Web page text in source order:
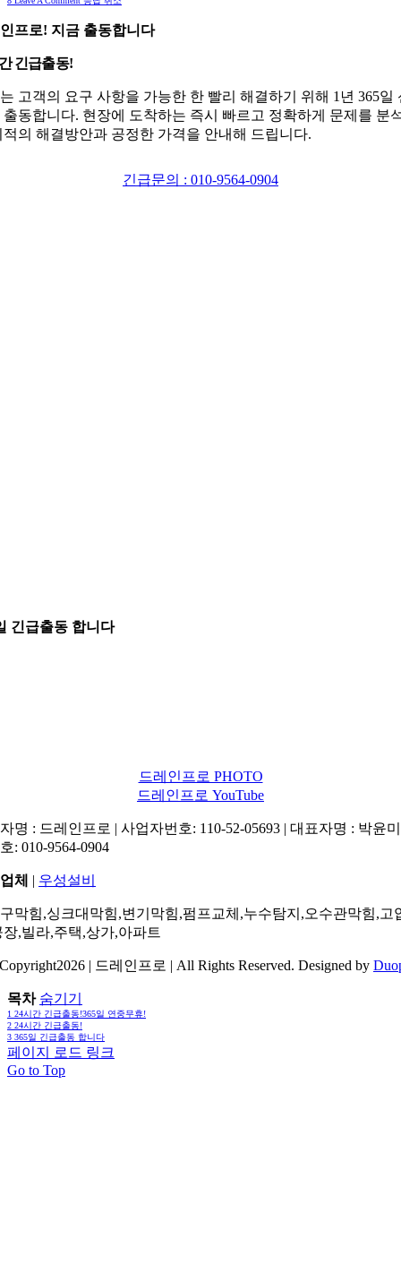
프로! 지금 출동합니다
긴급출동!
고객의 요구 사항을 가능한 한 빨리 해결하기 위해 1년 365일
출동합니다. 현장에 도착하는 즉시 빠르고 정확하게 문제를 분
적의 해결방안과 공정한 가격을 안내해 드립니다.
긴급문의 : 010-9564-0904
긴급출동 합니다
드레인프로 PHOTO
드레인프로 YouTube
명 : 드레인프로 | 사업자번호: 110-52-05693 | 대표자명 : 박윤
: 010-9564-0904
체 | 우성설비
막힘,싱크대막힘,변기막힘,펌프교체,누수탐지,오수관막힘,고
장,빌라,주택,상가,아파트
| 드레인프로 | All Rights Reserved. Designed by
목차 숨기기
1 24시간 긴급출동!365일 연중무휴!
2 24시간 긴급출동!
3 365일 긴급출동 합니다
페이지 로드 링크
Go to Top